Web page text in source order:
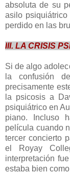
absoluta de su
asilo
perdido en las
III. LA CRISIS
Si de algo
la confusión
precisamente
la psicosis a
psiquiátrico en
piano. Incluso
película cuando
tercer concierto
el Royay
interpretación
estaba bien